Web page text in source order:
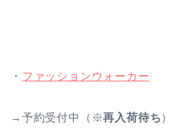
・ ファッションウォーカー
→予約受付中（※再入荷待ち）